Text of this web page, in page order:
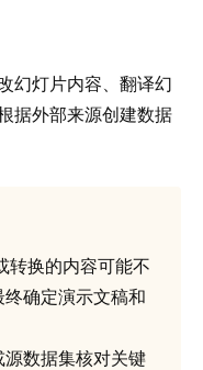
幻灯片内容、翻译幻
据外部来源创建数据
转换的内容可能不
确定演示文稿和
数据集核对关键